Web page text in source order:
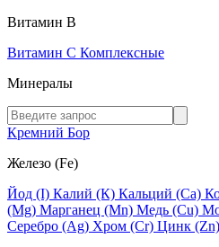
Витамин В
Витамин C Комплексные
Минералы
Кремний Бор
Железо (Fe)
Йод (I) Калий (К) Кальций (Са)
(Mg) Марганец (Mn) Медь (Сu)
Серебро (Ag) Хром (Cr) Цинк (Zn)